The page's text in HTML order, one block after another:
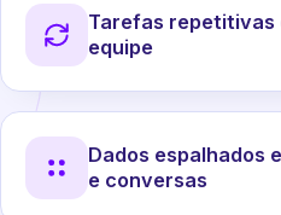
Tarefas repetitivas
equipe
Dados espalhados
e conversas